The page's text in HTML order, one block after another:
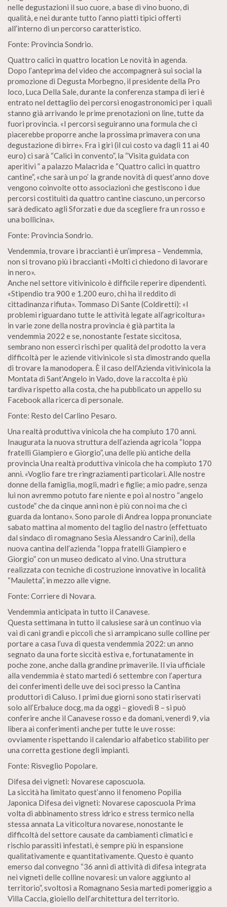
nelle degustazioni il suo cuore, a base di vino buono, di
qualità, e nei durante tutto l’anno piatti tipici offerti
all’interno di un percorso caratteristico.
Fonte: Provincia Sondrio.
Quattro calici in quattro location Le novità in agenda.
Dopo l’anteprima del video che accompagnerà sui social la
promozione di Degusta Morbegno, il presidente della Pro
loco, Luca Della Sale, durante la conferenza stampa di ieri è
entrato nel dettaglio dei percorsi enogastronomici per i quali
stanno già arrivando le prime prenotazioni on line, tutte da
fuori provincia. «I percorsi seguiranno una formula che ci
piacerebbe proporre anche la prossima primavera con una
degustazione di birre». Fra i giri (il cui costo va dagli 11 ai 40
euro) ci sarà “Calici in convento”, la “Visita guidata con
aperitivi ” a palazzo Malacrida e “Quattro calici in quattro
cantine”, «che sarà un po’ la grande novità di quest’anno dove
vengono coinvolte otto associazioni che gestiscono i due
percorsi costituiti da quattro cantine ciascuno, un percorso
sarà dedicato agli Sforzati e due da scegliere fra un rosso e
una bollicina».
Fonte: Provincia Sondrio.
Vendemmia, trovare i braccianti è un’impresa – Vendemmia,
non si trovano più i braccianti «Molti ci chiedono di lavorare
in nero».
Anche nel settore vitivinicolo è difficile reperire dipendenti.
«Stipendio tra 900 e 1.200 euro, chi ha il reddito di
cittadinanza rifiuta». Tommaso Di Sante (Coldiretti): «I
problemi riguardano tutte le attività legate all’agricoltura»
in varie zone della nostra provincia è già partita la
vendemmia 2022 e se, nonostante l’estate siccitosa,
sembrano non esserci rischi per qualità del prodotto la vera
difficoltà per le aziende vitivinicole si sta dimostrando quella
di trovare la manodopera. È il caso dell’Azienda vitivinicola la
Montata di Sant’Angelo in Vado, dove la raccolta è più
tardiva rispetto alla costa, che ha pubblicato un appello su
Facebook alla ricerca di personale.
Fonte: Resto del Carlino Pesaro.
Una realtà produttiva vinicola che ha compiuto 170 anni.
Inaugurata la nuova struttura dell’azienda agricola “loppa
fratelli Giampiero e Giorgio”, una delle più antiche della
provincia Una realtà produttiva vinicola che ha compiuto 170
anni. «Voglio fare tre ringraziamenti particolari. Alle nostre
donne della famiglia, mogli, madri e figlie; a mio padre, senza
lui non avremmo potuto fare niente e poi al nostro “angelo
custode” che da cinque anni non è più con noi ma che ci
guarda da lontano». Sono parole di Andrea Ioppa pronunciate
sabato mattina al momento del taglio del nastro (effettuato
dal sindaco di romagnano Sesia Alessandro Carini), della
nuova cantina dell’azienda “Ioppa fratelli Giampiero e
Giorgio” con un museo dedicato al vino. Una struttura
realizzata con tecniche di costruzione innovative in località
“Mauletta”, in mezzo alle vigne.
Fonte: Corriere di Novara.
Vendemmia anticipata in tutto il Canavese.
Questa settimana in tutto il calusiese sarà un continuo via
vai di cani grandi e piccoli che si arrampicano sulle colline per
portare a casa l’uva di questa vendemmia 2022: un anno
segnato da una forte siccità estiva e, fortunatamente in
poche zone, anche dalla grandine primaverile. Il via ufficiale
alla vendemmia è stato martedi 6 settembre con l’apertura
dei conferimenti delle uve dei soci presso la Cantina
produttori di Caluso. I primi due giorni sono stati riservati
solo all’Erbaluce docg, ma da oggi – giovedì 8 – si può
conferire anche il Canavese rosso e da domani, venerdi 9, via
libera ai conferimenti anche per tutte le uve rosse:
ovviamente rispettando il calendario alfabetico stabilito per
una corretta gestione degli impianti.
Fonte: Risveglio Popolare.
Difesa dei vigneti: Novarese caposcuola.
La siccità ha limitato quest’anno il fenomeno Popilia
Japonica Difesa dei vigneti: Novarese caposcuola Prima
volta di abbinamento stress idrico e stress termico nella
stessa annata La viticoltura novarese, nonostante le
difficoltà del settore causate da cambiamenti climatici e
rischio parassiti infestati, è sempre più in espansione
qualitativamente e quantitativamente. Questo è quanto
emerso dal convegno “36 anni di attività di difesa integrata
nei vigneti delle colline novaresi: un valore aggiunto al
territorio”, svoltosi a Romagnano Sesia martedì pomeriggio a
Villa Caccia, gioiello dell’architettura del territorio.